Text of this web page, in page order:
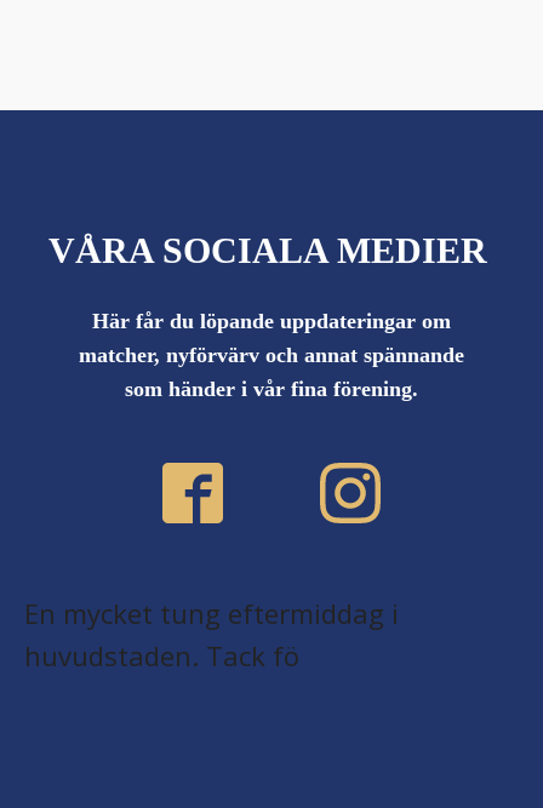
VÅRA SOCIALA MEDIER
Här får du löpande uppdateringar om
matcher, nyförvärv och annat spännande
som händer i vår fina förening.
En mycket tung eftermiddag i
huvudstaden. Tack fö